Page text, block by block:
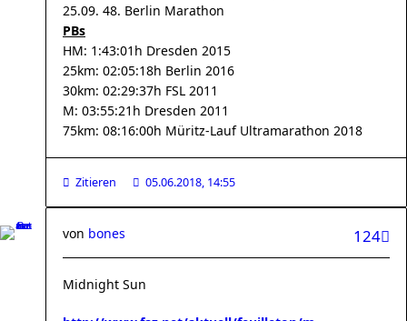
25.09. 48. Berlin Marathon
PBs
HM: 1:43:01h Dresden 2015
25km: 02:05:18h Berlin 2016
30km: 02:29:37h FSL 2011
M: 03:55:21h Dresden 2011
75km: 08:16:00h Müritz-Lauf Ultramarathon 2018
Zitieren 05.06.2018, 14:55
124
von bones
Midnight Sun